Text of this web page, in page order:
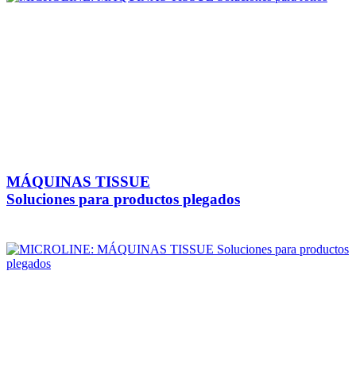
MÁQUINAS TISSUE
Soluciones para productos plegados